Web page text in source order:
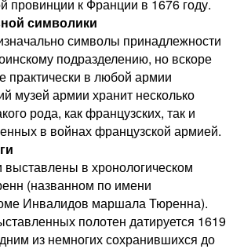
провинции к Франции в 1676 году.
символики
символы принадлежности
подразделению, но вскоре
практически в любой армии
музей армии хранит несколько
рода, как французских, так и
в войнах французской армией.
выставлены в хронологическом
(названном по имени
Инвалидов маршала Тюренна).
полотен датируется 1619
из немногих сохранившихся до